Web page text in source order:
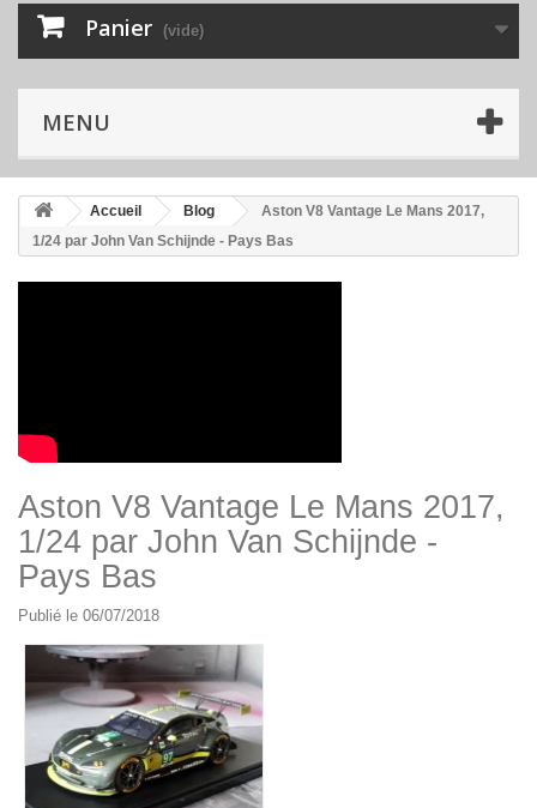
Panier (vide)
MENU
Accueil Blog
Aston V8 Vantage Le Mans 2017,
1/24 par John Van Schijnde - Pays Bas
Aston V8 Vantage Le Mans 2017,
1/24 par John Van Schijnde -
Pays Bas
Publié le 06/07/2018